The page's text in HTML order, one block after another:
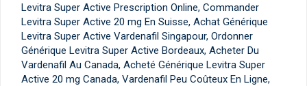
Levitra Super Active Prescription Online, Commander
Levitra Super Active 20 mg En Suisse, Achat Générique
Levitra Super Active Vardenafil Singapour, Ordonner
Générique Levitra Super Active Bordeaux, Acheter Du
Vardenafil Au Canada, Acheté Générique Levitra Super
Active 20 mg Canada, Vardenafil Peu Coûteux En Ligne,